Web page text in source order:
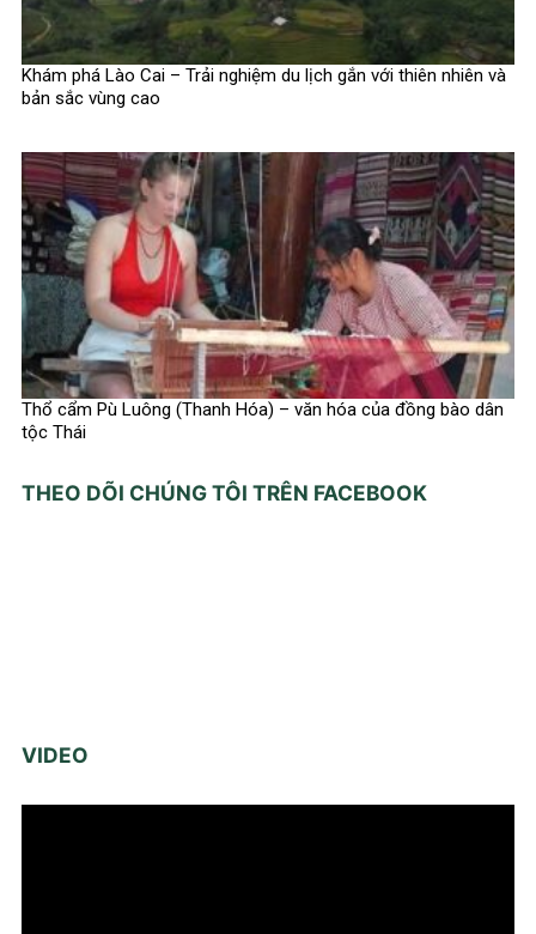
Khám phá Lào Cai – Trải nghiệm du lịch gắn với thiên nhiên và
bản sắc vùng cao
Thổ cẩm Pù Luông (Thanh Hóa) – văn hóa của đồng bào dân
tộc Thái
THEO DÕI CHÚNG TÔI TRÊN FACEBOOK
VIDEO